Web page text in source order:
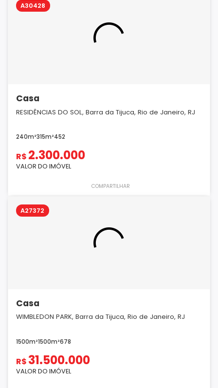
A30428
Casa
RESIDÊNCIAS DO SOL, Barra da Tijuca, Rio de Janeiro, RJ
240m²315m²452
R$ 2.300.000
VALOR DO IMÓVEL
COMPARTILHAR
A27372
Casa
WIMBLEDON PARK, Barra da Tijuca, Rio de Janeiro, RJ
1500m²1500m²678
R$ 31.500.000
VALOR DO IMÓVEL